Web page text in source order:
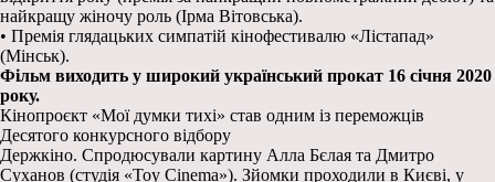
найкращу жіночу роль (Ірма Вітовська).
• Премія глядацьких симпатій кінофестивалю «Лістапад»
(Мінськ).
Фільм виходить у широкий український прокат 16 січня 2020
року.
Кінопроєкт «Мої думки тихі» став одним із переможців
Десятого конкурсного відбору
Держкіно. Спродюсували картину Алла Бєлая та Дмитро
Суханов (студія «Toy Cinema»). Зйомки проходили в Києві, у